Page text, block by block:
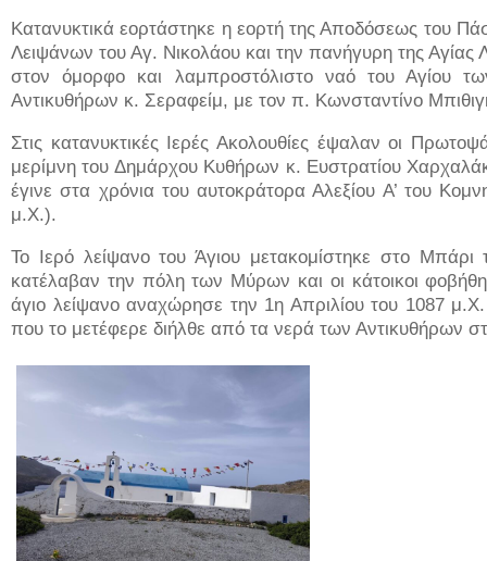
Κατανυκτικά εορτάστηκε η εορτή της Αποδόσεως του
Λειψάνων του Αγ. Νικολάου και την πανήγυρη της Αγίας
στον όμορφο και λαμπροστόλιστο ναό του Αγίου
Αντικυθήρων κ. Σεραφείμ, με τον π. Κωνσταντίνο
Στις κατανυκτικές Ιερές Ακολουθίες έψαλαν οι
μερίμνη του Δημάρχου Κυθήρων κ. Ευστρατίου
έγινε στα χρόνια του αυτοκράτορα Αλεξίου Α’ του
μ.Χ.).
Το Ιερό λείψανο του Άγιου μετακομίστηκε στο Μπάρι
κατέλαβαν την πόλη των Μύρων και οι κάτοικοι
άγιο λείψανο αναχώρησε την 1η Απριλίου του 1087
που το μετέφερε διήλθε από τα νερά των Αντικυθήρων